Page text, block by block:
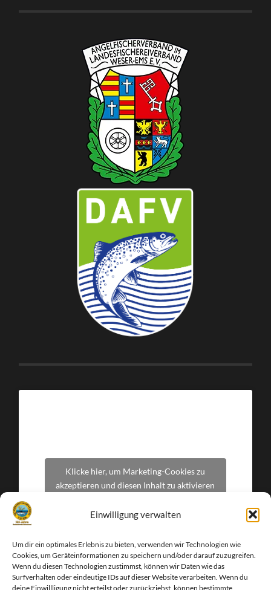
Einwilligung verwalten
Um dir ein optimales Erlebnis zu bieten, verwenden wir Technologien wie
Cookies, um Geräteinformationen zu speichern und/oder darauf zuzugreifen.
Wenn du diesen Technologien zustimmst, können wir Daten wie das
Surfverhalten oder eindeutige IDs auf dieser Website verarbeiten. Wenn du
deine Einwillligung nicht erteilst oder zurückziehst, können bestimmte
Klicke hier, um Marketing-Cookies zu
akzeptieren und diesen Inhalt zu aktivieren